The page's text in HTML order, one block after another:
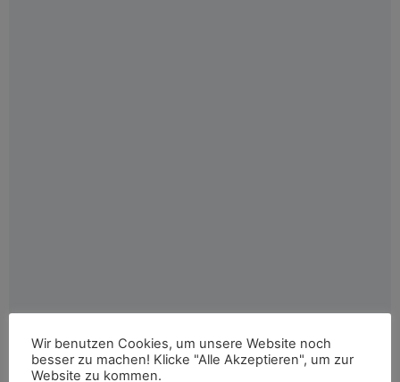
Wir benutzen Cookies, um unsere Website noch
besser zu machen! Klicke "Alle Akzeptieren", um zur
Website zu kommen.